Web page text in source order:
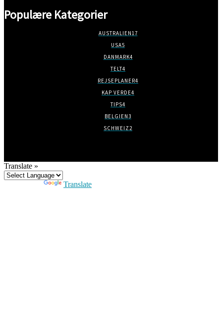
Populære Kategorier
AUSTRALIEN17
USA5
DANMARK4
TELT4
REJSEPLANER4
KAP VERDE4
TIPS4
BELGIEN3
SCHWEIZ2
Translate »
Translate